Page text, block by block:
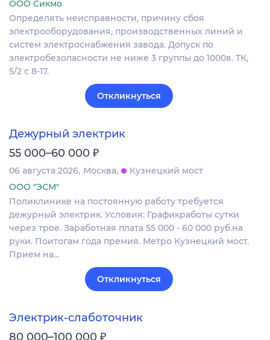
ООО Сикмо
Определять неисправности, причину сбоя
электрооборудования, производственных линий и
систем электроснабжения завода. Допуск по
электробезопасности не ниже 3 группы до 1000в. ТК,
5/2 с 8-17.
Откликнуться
Дежурный электрик
55 000–60 000 ₽
06 августа 2026 Москва
Кузнецкий мост
ООО "ЭСМ"
Поликлинике на постоянную работу требуется
дежурный электрик. Условия: Графикработы сутки
через трое. Заработная плата 55 000 - 60 000 руб.на
руки. Поитогам года премия. Метро Кузнецкий мост.
Прием на…
Откликнуться
Электрик-слаботочник
80 000–100 000 ₽